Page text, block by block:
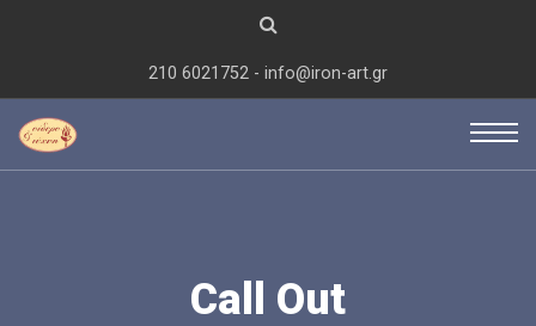
210 6021752 - info@iron-art.gr
Call Out